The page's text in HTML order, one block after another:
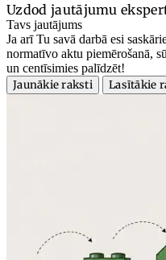
Uzdod jautājumu
Tavs jautājums
Ja arī Tu savā darbā esi
normatīvo aktu piemērošanā,
un centīsimies palīdzēt!
Jaunākie raksti
Lasītākie